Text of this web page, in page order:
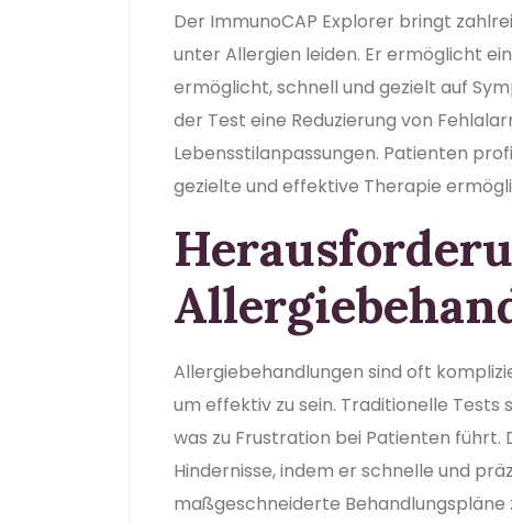
Der ImmunoCAP Explorer bringt
unter Allergien leiden. Er ermöglicht
ermöglicht, schnell und gezielt auf
der Test eine Reduzierung von
Lebensstilanpassungen. Patienten
gezielte und effektive Therapie
Allergiebehandlungen sind oft
um effektiv zu sein. Traditionelle
was zu Frustration bei Patienten führt.
Hindernisse, indem er schnelle und
maßgeschneiderte